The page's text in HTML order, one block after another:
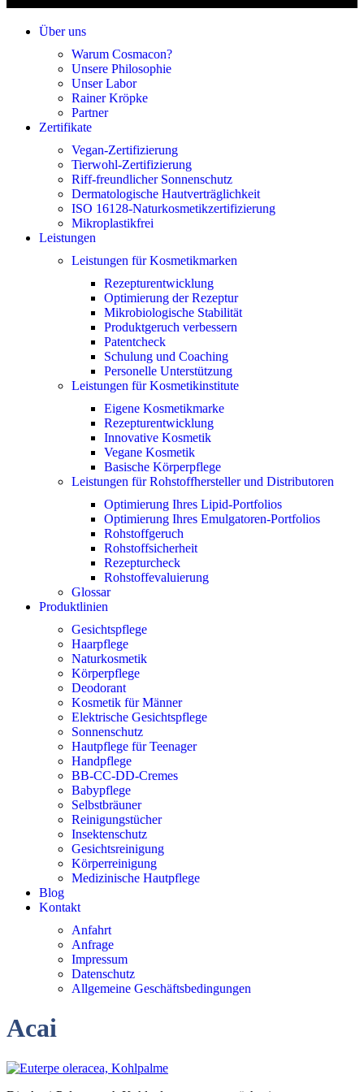
Über uns
Warum Cosmacon?
Unsere Philosophie
Unser Labor
Rainer Kröpke
Partner
Zertifikate
Vegan-Zertifizierung
Tierwohl-Zertifizierung
Riff-freundlicher Sonnenschutz
Dermatologische Hautverträglichkeit
ISO 16128-Naturkosmetikzertifizierung
Mikroplastikfrei
Leistungen
Leistungen für Kosmetikmarken
Rezepturentwicklung
Optimierung der Rezeptur
Mikrobiologische Stabilität
Produktgeruch verbessern
Patentcheck
Schulung und Coaching
Personelle Unterstützung
Leistungen für Kosmetikinstitute
Eigene Kosmetikmarke
Rezepturentwicklung
Innovative Kosmetik
Vegane Kosmetik
Basische Körperpflege
Leistungen für Rohstoffhersteller und Distributoren
Optimierung Ihres Lipid-Portfolios
Optimierung Ihres Emulgatoren-Portfolios
Rohstoffgeruch
Rohstoffsicherheit
Rezepturcheck
Rohstoffevaluierung
Glossar
Produktlinien
Gesichtspflege
Haarpflege
Naturkosmetik
Körperpflege
Deodorant
Kosmetik für Männer
Elektrische Gesichtspflege
Sonnenschutz
Hautpflege für Teenager
Handpflege
BB-CC-DD-Cremes
Babypflege
Selbstbräuner
Reinigungstücher
Insektenschutz
Gesichtsreinigung
Körperreinigung
Medizinische Hautpflege
Blog
Kontakt
Anfahrt
Anfrage
Impressum
Datenschutz
Allgemeine Geschäftsbedingungen
Acai